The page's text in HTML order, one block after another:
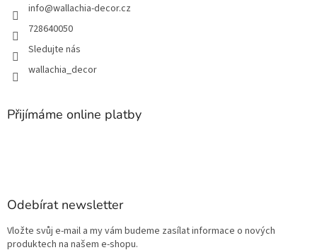
info@wallachia-decor.cz
728640050
Sledujte nás
wallachia_decor
Přijímáme online platby
Odebírat newsletter
Vložte svůj e-mail a my vám budeme zasílat informace o nových
produktech na našem e-shopu.